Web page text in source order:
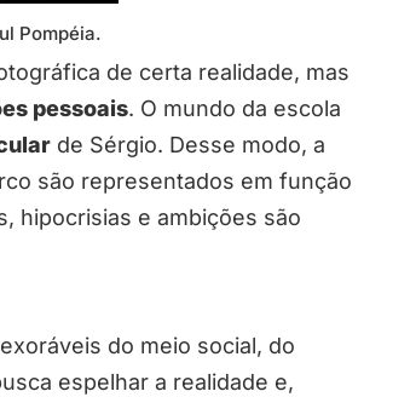
Pompéia.
de certa realidade, mas
pessoais. O mundo da escola
de Sérgio. Desse modo, a
são representados em função
hipocrisias e ambições são
do meio social, do
espelhar a realidade e,